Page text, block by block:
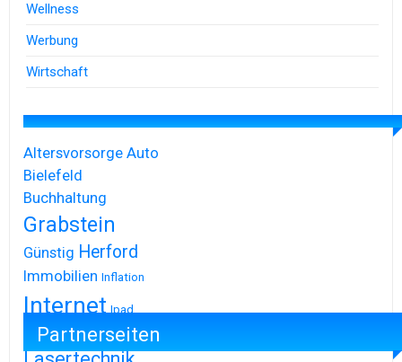
Wellness
Werbung
Wirtschaft
Altersvorsorge Auto
Bielefeld
Buchhaltung
Grabstein
Günstig Herford
Immobilien Inflation
Internet Ipad
Iphone
Partnerseiten